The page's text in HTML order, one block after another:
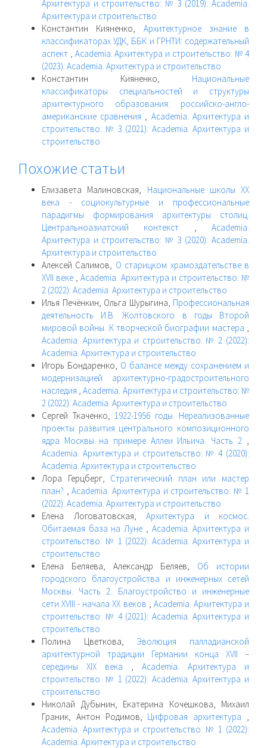
Архитектура и строительство: № 3 (2019): Academia.
Архитектура и строительство
Константин Кияненко, Архитектурное знание в
классификаторах УДК, ББК и ГРНТИ: содержательный
аспект , Academia. Архитектура и строительство: № 4
(2023): Academia. Архитектура и строительство
Константин Кияненко, Национальные
классификаторы специальностей и структуры
архитектурного образования: российско-англо-
американские сравнения , Academia. Архитектура и
строительство: № 3 (2021): Academia. Архитектура и
строительство
Похожие статьи
Елизавета Малиновская, Национальные школы ХХ
века - социокультурные и профессиональные
парадигмы формирования архитектуры столиц.
Центральноазиатский контекст ,Academia.
Архитектура и строительство: № 3 (2020): Academia.
Архитектура и строительство
Алексей Салимов, О старицком храмоздательстве в
XVII веке ,Academia. Архитектура и строительство: №
2 (2022): Academia. Архитектура и строительство
Илья Печёнкин, Ольга Шурыгина, Профессиональная
деятельность И.В. Жолтовского в годы Второй
мировой войны. К творческой биографии мастера ,
Academia. Архитектура и строительство: № 2 (2022):
Academia. Архитектура и строительство
Игорь Бондаренко, О балансе между сохранением и
модернизацией архитектурно-градостроительного
наследия ,Academia. Архитектура и строительство: №
2 (2022): Academia. Архитектура и строительство
Сергей Ткаченко, 1922-1956 годы. Нереализованные
проекты развития центрального композиционного
ядра Москвы на примере Аллеи Ильича. Часть 2 ,
Academia. Архитектура и строительство: № 4 (2020):
Academia. Архитектура и строительство
Лора Герцберг, Стратегический план или мастер
план? ,Academia. Архитектура и строительство: № 1
(2022): Academia. Архитектура и строительство
Елена Логоватовская, Архитектура и космос.
Обитаемая база на Луне , Academia. Архитектура и
строительство: № 1 (2022): Academia. Архитектура и
строительство
Елена Беляева, Александр Беляев, Об истории
городского благоустройства и инженерных сетей
Москвы. Часть 2. Благоустройство и инженерные
сети XVIII - начала XX веков , Academia. Архитектура и
строительство: № 4 (2021): Academia. Архитектура и
строительство
Полина Цветкова, Эволюция палладианской
архитектурной традиции Германии конца XVII –
середины XIX века , Academia. Архитектура и
строительство: № 1 (2022): Academia. Архитектура и
строительство
Николай Дубынин, Екатерина Кочешкова, Михаил
Граник, Антон Родимов, Цифровая архитектура ,
Academia. Архитектура и строительство: № 1 (2022):
Academia. Архитектура и строительство